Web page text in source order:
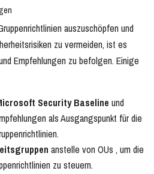
auszuschöpfen und
zu vermeiden, ist es
Empfehlungen zu befolgen. Einige
Security Baseline und
als Ausgangspunkt für die
anstelle von OUs , um die
zu steuern.